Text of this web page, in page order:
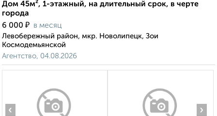
Дом 45м², 1-этажный, на длительный срок, в черте
города
6 000 ₽ в месяц
Левобережный район, мкр. Новолипецк, Зои
Космодемьянской
Агентство, 04.08.2026
‹ ›